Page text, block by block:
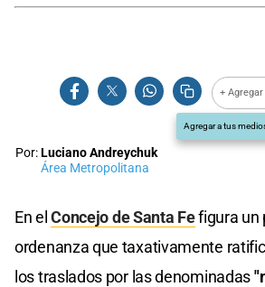
+
Agregar a tus
Por:Luciano Andreychuk
Área Metropolitana
En elConcejo de Santa Fefigura un
ordenanza que taxativamente
los traslados por las denominadas